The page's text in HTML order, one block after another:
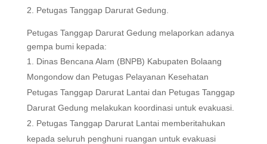
Petugas Tanggap Darurat Gedung.
Petugas Tanggap Darurat Gedung melaporkan adanya
gempa bumi kepada:
Dinas Bencana Alam (BNPB) Kabupaten Bolaang
Mongondow dan Petugas Pelayanan Kesehatan
Petugas Tanggap Darurat Lantai dan Petugas Tanggap
Darurat Gedung melakukan koordinasi untuk evakuasi.
Petugas Tanggap Darurat Lantai memberitahukan
kepada seluruh penghuni ruangan untuk evakuasi